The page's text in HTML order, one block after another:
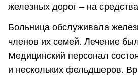
железных дорог – на
Больница обслуживала
членов их семей. Лечение
Медицинский персонал
и нескольких фельдшеров.